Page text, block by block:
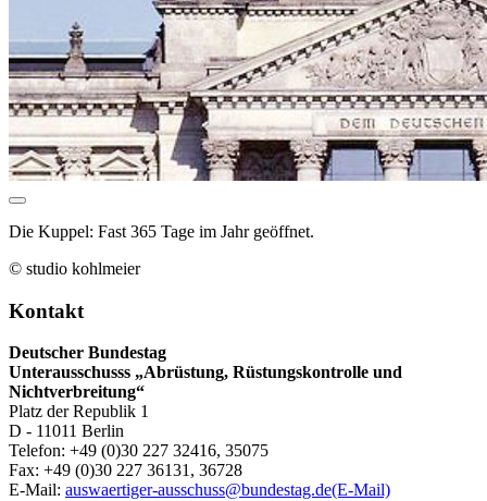
Die Kuppel: Fast 365 Tage im Jahr geöffnet.
© studio kohlmeier
Kontakt
Deutscher Bundestag
Unterausschusss „Abrüstung, Rüstungskontrolle und
Nichtverbreitung“
Platz der Republik 1
D - 11011 Berlin
Telefon: +49 (0)30 227 32416, 35075
Fax: +49 (0)30 227 36131, 36728
E-Mail: auswaertiger-ausschuss@bundestag.de(E-Mail)